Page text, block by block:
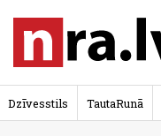
Dzīvesstils TautaRunā